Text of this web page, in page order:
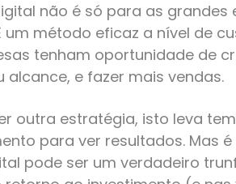
não é só para as
um método eficaz a nível de
tenham oportunidade de
alcance, e fazer mais vendas.
outra estratégia, isto leva
para ver resultados. Mas
pode ser um verdadeiro